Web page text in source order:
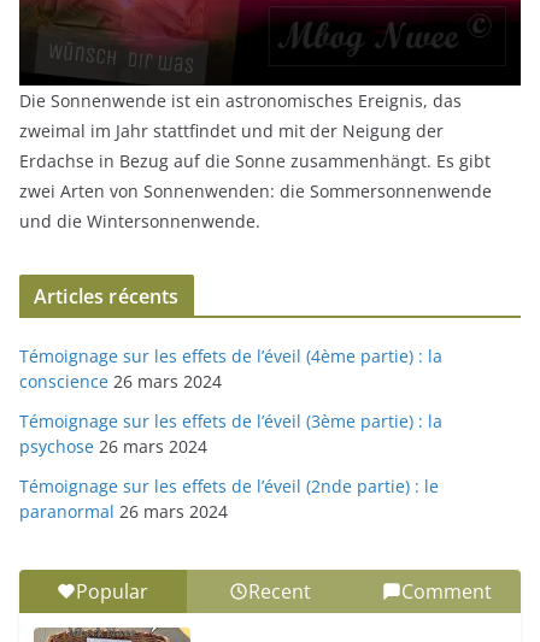
Die Sonnenwende ist ein astronomisches Ereignis, das
zweimal im Jahr stattfindet und mit der Neigung der
Erdachse in Bezug auf die Sonne zusammenhängt. Es gibt
zwei Arten von Sonnenwenden: die Sommersonnenwende
und die Wintersonnenwende.
Articles récents
Témoignage sur les effets de l’éveil (4ème partie) : la
conscience 26 mars 2024
Témoignage sur les effets de l’éveil (3ème partie) : la
psychose 26 mars 2024
Témoignage sur les effets de l’éveil (2nde partie) : le
paranormal 26 mars 2024
Popular Recent Comment